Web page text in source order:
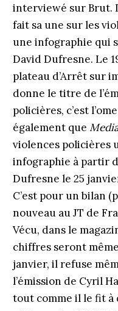
interviewé sur Brut.
fait sa une sur les
une infographie qui
David Dufresne. Le
plateau d’Arrêt sur
donne le titre de
policières, c’est
également que
violences policières
infographie à partir
Dufresne le 25
C’est pour un bilan
nouveau au JT de
Vécu, dans le
chiffres seront
janvier, il refuse
l’émission de Cyril
tout comme il le fit à